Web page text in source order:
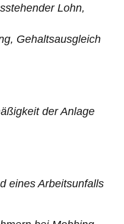
Lohn,
Gehaltsausgleich
der Anlage
eines Arbeitsunfalls